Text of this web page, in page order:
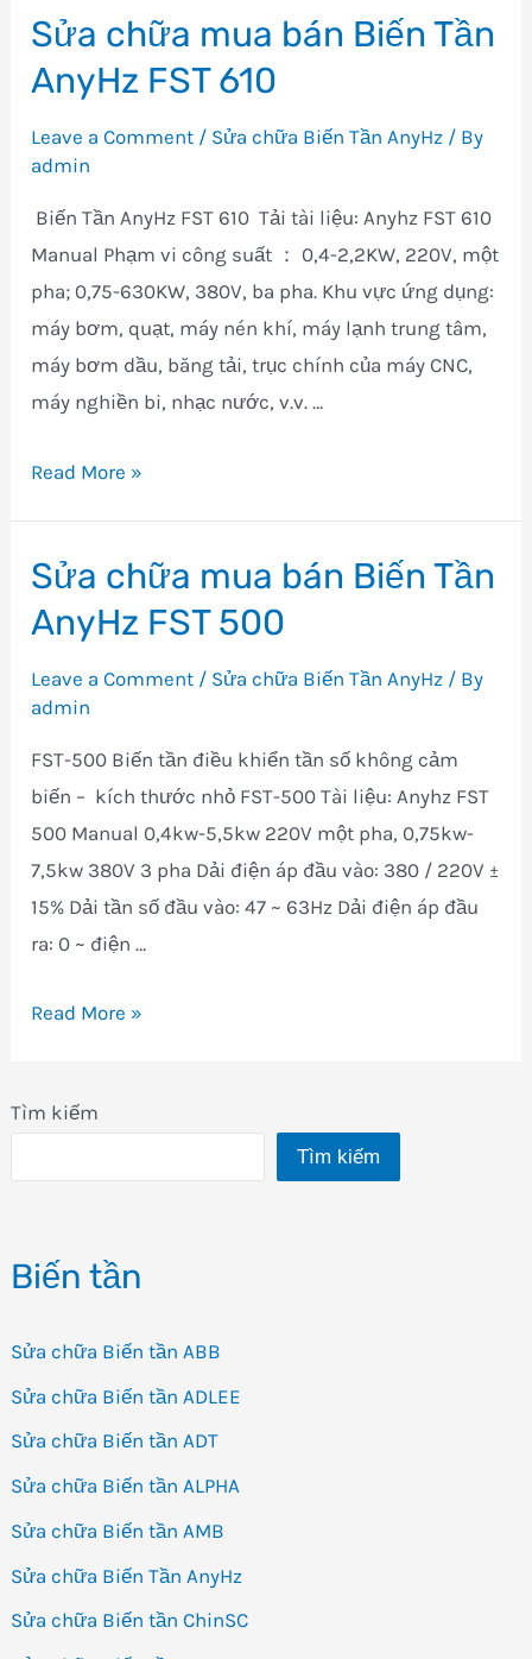
Tìm kiếm
Tìm kiếm
Biến tần
Sửa chữa Biến tần ABB
Sửa chữa Biến tần ADLEE
Sửa chữa Biến tần ADT
Sửa chữa Biến tần ALPHA
Sửa chữa Biến tần AMB
Sửa chữa Biến Tần AnyHz
Sửa chữa Biến tần ChinSC
bán
Biến
AnyHz
650
Sửa chữa mua bán Biến Tần
AnyHz FST 610
Leave a Comment / Sửa chữa Biến Tần AnyHz / By
admin
Biến Tần AnyHz FST 610 Tải tài liệu: Anyhz FST 610
Manual Phạm vi công suất ： 0,4-2,2KW, 220V, một
pha; 0,75-630KW, 380V, ba pha. Khu vực ứng dụng:
máy bơm, quạt, máy nén khí, máy lạnh trung tâm,
máy bơm dầu, băng tải, trục chính của máy CNC,
máy nghiền bi, nhạc nước, v.v. …
Sửa
bán
Biến
AnyHz
610
Read More »
Sửa chữa mua bán Biến Tần
AnyHz FST 500
Leave a Comment / Sửa chữa Biến Tần AnyHz / By
admin
FST-500 Biến tần điều khiển tần số không cảm
biến – kích thước nhỏ FST-500 Tài liệu: Anyhz FST
500 Manual 0,4kw-5,5kw 220V một pha, 0,75kw-
7,5kw 380V 3 pha Dải điện áp đầu vào: 380 / 220V ±
15% Dải tần số đầu vào: 47 ~ 63Hz Dải điện áp đầu
ra: 0 ~ điện …
Sửa
bán
FST
Read More »